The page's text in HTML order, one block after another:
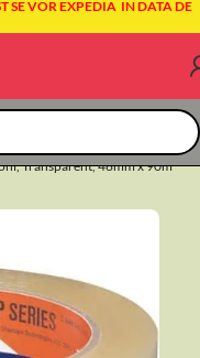
SE VOR EXPEDIA IN DATA DE
Transparent, 48mm x 90m